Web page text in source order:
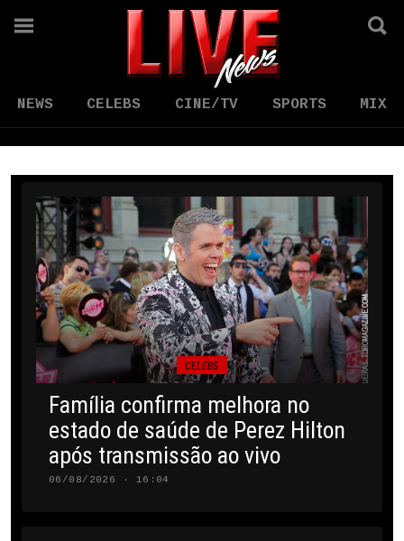
NEWS CELEBS CINE/TV SPORTS MIX
CELEBS
Família confirma melhora no
estado de saúde de Perez Hilton
após transmissão ao vivo
06/08/2026 · 16:04